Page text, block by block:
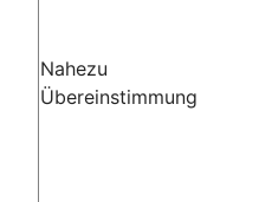
Nahezu
Übereinstimmung